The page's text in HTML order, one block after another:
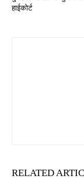
हाईकोर्ट
RELATED